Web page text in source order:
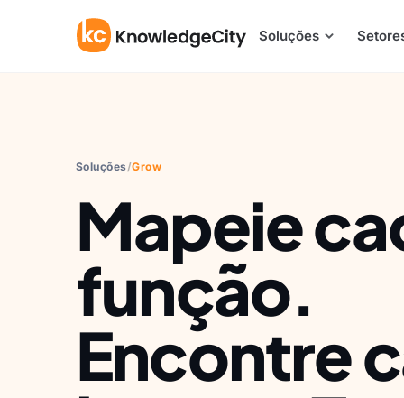
Soluções
Soluções/Grow
Mapeie
função.
Encontre